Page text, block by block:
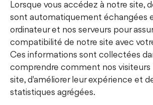
Lorsque vous accédez à notre site,
sont automatiquement échangées
ordinateur et nos serveurs pour
compatibilité de notre site avec
Ces informations sont collectées
comprendre comment nos visiteurs
site, d'améliorer leur expérience et
statistiques agrégées.